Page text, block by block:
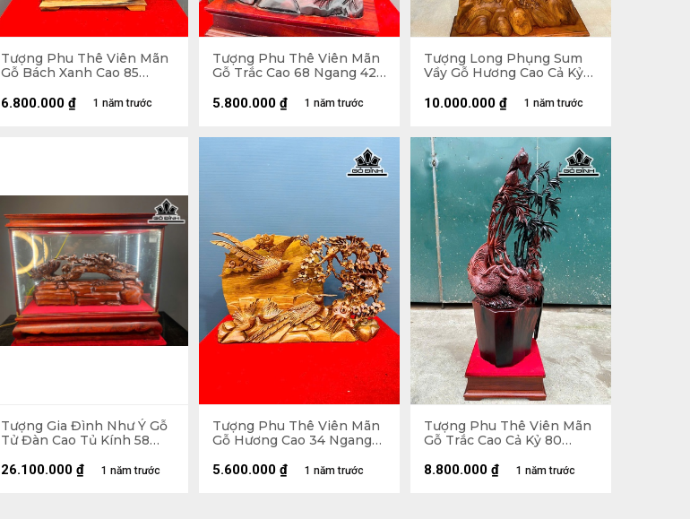
Tượng Phu Thê Viên Mãn
Gỗ Bách Xanh Cao 85
1 năm trước
6.800.000 ₫
Tượng Phu Thê Viên Mãn
Gỗ Trắc Cao 68 Ngang 42
1 năm trước
5.800.000 ₫
Tượng Long Phụng Sum
Vầy Gỗ Hương Cao Cả Kỷ
Kỷ Cao 10 (cm)
1 năm trước
10.000.000 ₫
Tượng Gia Đình Như Ý Gỗ
Tử Đàn Cao Tủ Kính 58
1 năm trước
26.100.000 ₫
Tượng Phu Thê Viên Mãn
Gỗ Hương Cao 34 Ngang
1 năm trước
5.600.000 ₫
Tượng Phu Thê Viên Mãn
Gỗ Trắc Cao Cả Kỷ 80
Cao 10
1 năm trước
8.800.000 ₫